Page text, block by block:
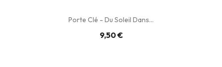
Porte Clé - Du Soleil Dans...
9,50 €